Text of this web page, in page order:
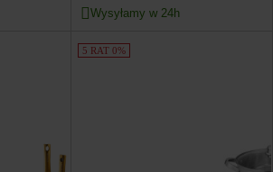
Wysyłamy w 24h
5 RAT 0%